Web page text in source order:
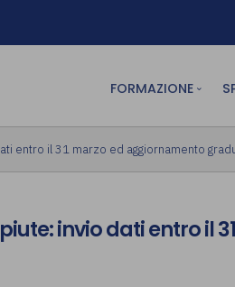
FORMAZIONE
FAD sincrona
FAD
Formazione in
entro il 31 marzo ed aggiornamento
invio dati entro il